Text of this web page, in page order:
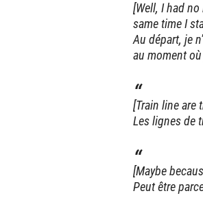
[Well, I had
same time I
Au départ, je
au moment
[Train line are
Les lignes de
[Maybe
Peut être